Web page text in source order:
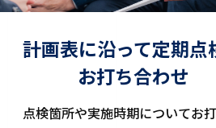
計画表に沿って定期点
お打ち合わせ
点検箇所や実施時期についてお